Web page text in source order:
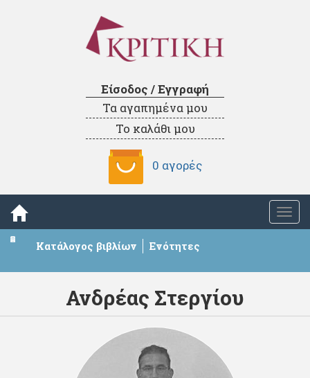
Είσοδος / Εγγραφή
Τα αγαπημένα μου
Το καλάθι μου
0 αγορές
Κατάλογος βιβλίων Ενότητες
Ανδρέας Στεργίου